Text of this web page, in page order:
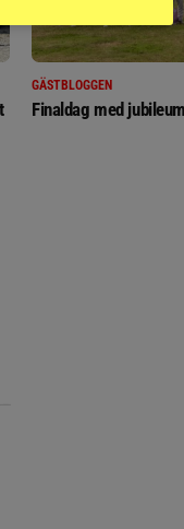
GÄSTBLOGGEN
Finaldag med